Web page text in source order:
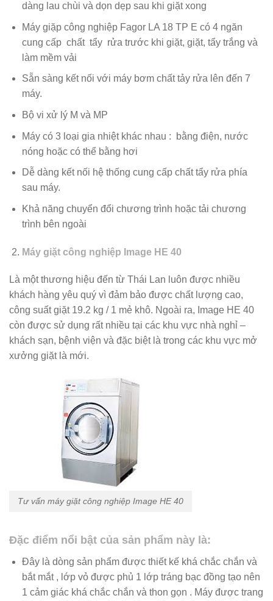
dàng lau chùi và dọn dẹp sau khi giặt xong
Máy giặp công nghiệp Fagor LA 18 TP E có 4 ngăn
cung cấp chất tẩy rửa trước khi giặt, giặt, tẩy trắng và
làm mềm vải
Sẵn sàng kết nối với máy bơm chất tảy rửa lên đến 7
máy.
Bộ vi xử lý M và MP
Máy có 3 loại gia nhiệt khác nhau : bằng điện, nước
nóng hoặc có thể bằng hơi
Dễ dàng kết nối hệ thống cung cấp chất tẩy rửa phía
sau máy.
Khả năng chuyển đổi chương trình hoặc tải chương
trình bên ngoài
Máy giặt công nghiệp Image HE 40
Là một thương hiệu đến từ Thái Lan luôn được nhiều
khách hàng yêu quý vì đảm bảo được chất lượng cao,
công suất giặt 19.2 kg / 1 mẻ khô. Ngoài ra, Image HE 40
còn được sử dụng rất nhiều tại các khu vực nhà nghỉ –
khách sạn, bệnh viện và đặc biệt là trong các khu vực mở
xưởng giặt là mới.
Tư vấn máy giặt công nghiệp Image HE 40
Đặc điểm nổi bật của sản phẩm này là:
Đây là dòng sản phẩm được thiết kế khá chắc chắn và
bắt mắt , lớp vỏ được phủ 1 lớp tráng bạc đồng tạo nên
1 cảm giác khá chắc chắn và thon gọn . Máy được trang